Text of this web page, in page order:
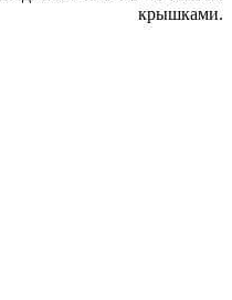
крышками.